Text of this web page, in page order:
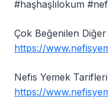
#haşhaşlılokum
Çok Beğenilen
https://
Nefis Yemek
https://